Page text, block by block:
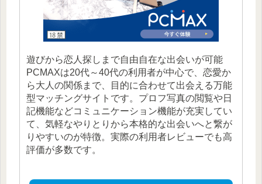
遊びから恋人探しまで自由自在な出会いが可能
PCMAXは20代～40代の利用者が中心で、恋愛か
ら大人の関係まで、目的に合わせて出会える万能
型マッチングサイトです。プロフ写真の閲覧や日
記機能などコミュニケーション機能が充実してい
て、気軽なやりとりから本格的な出会いへと繋が
りやすいのが特徴。実際の利用者レビューでも高
評価が多数です。